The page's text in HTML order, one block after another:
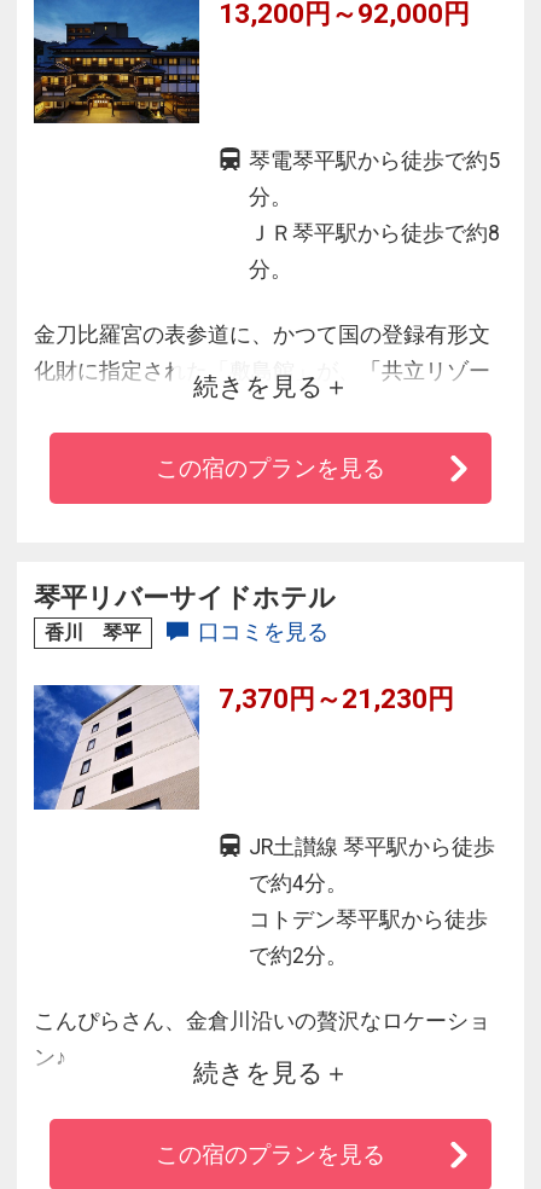
13,200円～92,000円
琴電琴平駅から徒歩で約5
分。
ＪＲ琴平駅から徒歩で約8
分。
金刀比羅宮の表参道に、かつて国の登録有形文
化財に指定された「敷島館」が、「共立リゾー
ト」四国初の宿として蘇りました。老舗旅館の
佇まいを再現した外観からは古き良き“こんぴら
さんの風情”が漂います。趣の異なる４つの貸切
材を生かした琴平ならではのお食事が好評で
す。
続きを見る
この宿のプランを見る
琴平リバーサイドホテル
香川 琴平 口コミを見る
7,370円～21,230円
JR土讃線 琴平駅から徒歩
で約4分。
コトデン琴平駅から徒歩
で約2分。
こんぴらさん、金倉川沿いの贅沢なロケーショ
ン♪
■JR土讃線 琴平駅から徒歩で約４分 琴電琴平駅
から徒歩約２分
■コンビニまで徒歩２分
続きを見る
この宿のプランを見る